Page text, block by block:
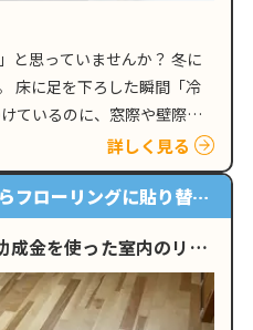
と思っていませんか？ 冬に
床に足を下ろした瞬間「冷
ているのに、窓際や壁際が
なか暖まらない。「築年数が
詳しく見る
フローリングに貼り替え
材の設置<br /> 内窓の
成金を使った室内のリフ
事を行…